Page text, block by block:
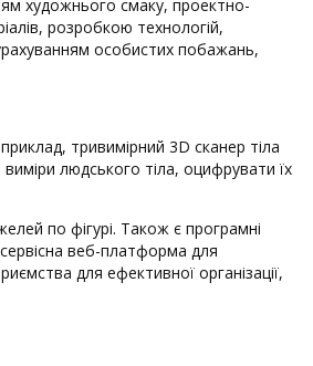
художнього смаку, проектно-
розробкою технологій,
особистих побажань,
тривимірний 3D сканер тіла
людського тіла, оцифрувати їх
по фігурі. Також є програмні
сервісна веб-платформа для
для ефективної організації,